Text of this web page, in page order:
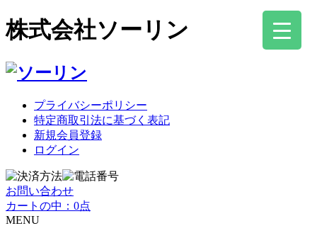
株式会社ソーリン
プライバシーポリシー
特定商取引法に基づく表記
新規会員登録
ログイン
お問い合わせ
カートの中：0点
MENU